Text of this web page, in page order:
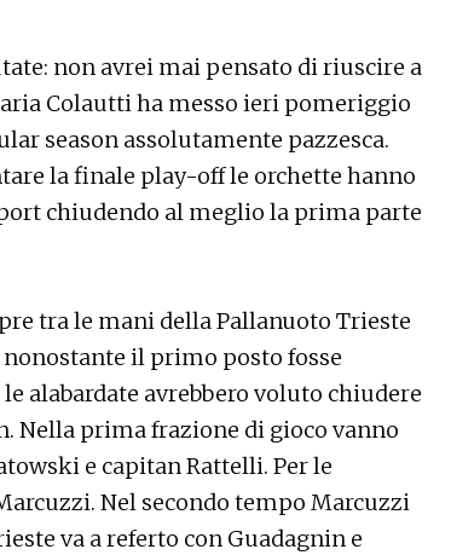
non avrei mai pensato di riuscire a
Colautti ha messo ieri pomeriggio
season assolutamente pazzesca.
la finale play-off le orchette hanno
chiudendo al meglio la prima parte
tra le mani della Pallanuoto Trieste
nonostante il primo posto fosse
alabardate avrebbero voluto chiudere
Nella prima frazione di gioco vanno
e capitan Rattelli. Per le
Nel secondo tempo Marcuzzi
va a referto con Guadagnin e